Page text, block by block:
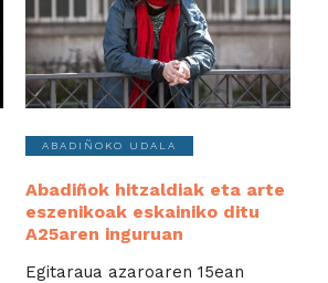
ABADIÑOKO UDALA
Abadiñok hitzaldiak eta arte
eszenikoak eskainiko ditu
A25aren inguruan
Egitaraua azaroaren 15ean